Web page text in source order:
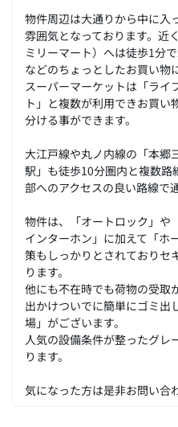
物件周辺は大通りから中に入
雰囲気となっております。近
ミリーマート）へは徒歩1分
などのちょっとしたお買い物
スーパーマーケットは「ライ
ト」と複数が利用できお買い
分ける事ができます。
大江戸線や丸ノ内線の「本郷
駅」も徒歩10分圏内と複数
部へのアクセスの良い路線で
物件は、「オートロック」や
インターホン」に加えて「ホ
策もしっかりとされておりセ
ります。
他にも不在時でも荷物の受取
出かけついでに簡単にゴミ出
場」がございます。
人気の設備条件が整ったグレ
ります。
気になった方は是非お問い合